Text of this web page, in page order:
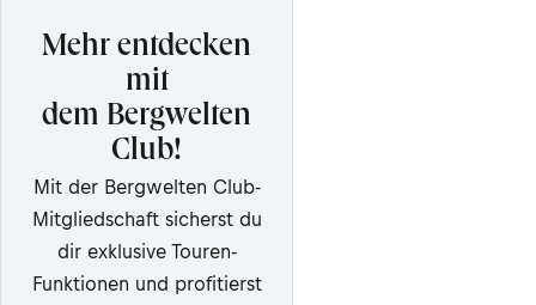
Mehr entdecken
mit
dem Bergwelten
Club!
Mit der Bergwelten Club-
Mitgliedschaft sicherst du
dir exklusive Touren-
Funktionen und profitierst